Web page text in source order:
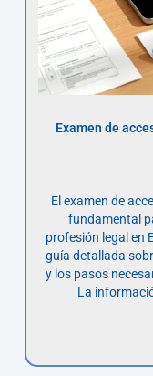
Examen de
El examen de
fundamental
profesión legal en
guía detallada
y los pasos
La